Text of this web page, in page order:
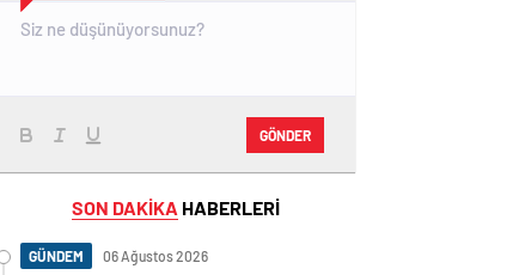
GÖNDER
SON DAKİKA HABERLERİ
GÜNDEM 06 Ağustos 2026